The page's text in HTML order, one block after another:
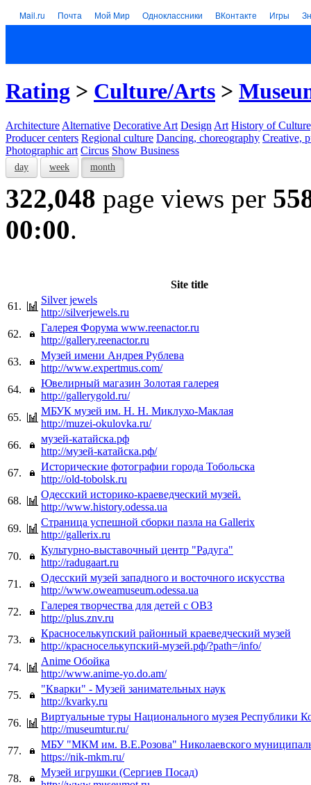
Mail.ru Почта Мой Мир Одноклассники ВКонтакте Игры
Rating > Culture/Arts >
Architecture Alternative Decorative Art Design Art History of
Producer centers Regional culture Dancing, choreography Creative,
Photographic art Circus Show Business
day week month
322,048 page views per
00:00.
Site title
61.
Silver jewels
http://silverjewels.ru
62.
Галерея Форума www.reenactor.ru
http://gallery.reenactor.ru
63.
Музей имени Андрея Рублева
http://www.expertmus.com/
64.
Ювелирный магазин Золотая галерея
http://gallerygold.ru/
65.
МБУК музей им. Н. Н. Миклухо-Маклая
http://muzei-okulovka.ru/
66.
музей-катайска.рф
http://музей-катайска.рф/
67.
Исторические фотографии города Тобольска
http://old-tobolsk.ru
68.
Одесский историко-краеведческий музей.
http://www.history.odessa.ua
69.
Страница успешной сборки пазла на Gallerix
http://gallerix.ru
70.
Культурно-выставочный центр "Радуга"
http://radugaart.ru
71.
Одесский музей западного и восточного искусства
http://www.oweamuseum.odessa.ua
72.
Галерея творчества для детей с ОВЗ
http://plus.znv.ru
73.
Красноселькупский районный краеведческий музей
http://красноселькупский-музей.рф/?path=/info/
74.
Anime Обойка
http://www.anime-yo.do.am/
75.
"Кварки" - Музей занимательных наук
http://kvarky.ru
76.
Виртуальные туры Национального музея Республики
http://museumtur.ru/
77.
МБУ "МКМ им. В.Е.Розова" Николаевского
https://nik-mkm.ru/
78.
Музей игрушки (Сергиев Посад)